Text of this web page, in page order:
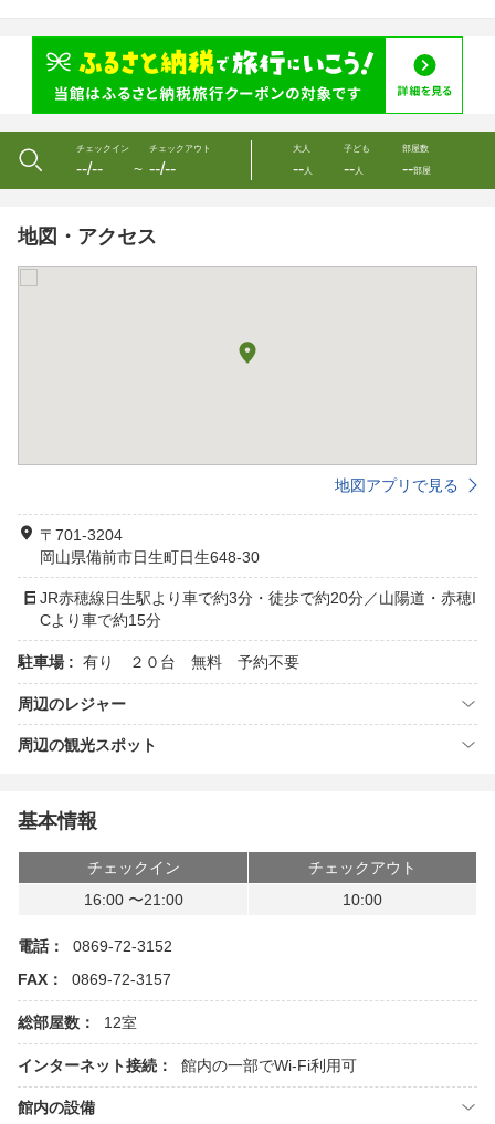
チェックイン
--/-- 〜
チェックアウト
--/--
大人
--人
子ども
--人
部屋数
--部屋
地図・アクセス
地図アプリで見る
〒701-3204
岡山県備前市日生町日生648-30
JR赤穂線日生駅より車で約3分・徒歩で約20分／山陽道・赤穂I
Cより車で約15分
駐車場 : 有り ２０台 無料 予約不要
周辺のレジャー
周辺の観光スポット
基本情報
チェックイン
チェックアウト
16:00 〜21:00
10:00
電話：
0869-72-3152
FAX：
0869-72-3157
総部屋数： 12室
インターネット接続： 館内の一部でWi-Fi利用可
館内の設備